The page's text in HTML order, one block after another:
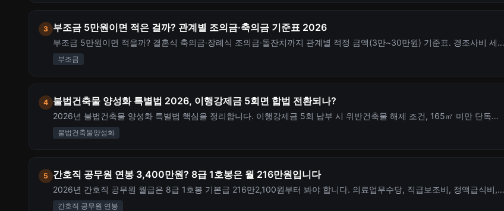
3 부조금 5만원이면 적은 걸까? 관계별 조의금·축의금 기준표 2026
부조금 5만원이면 적을까? 결혼식 축의금·장례식 조의금·돌잔치까지 관계별 적정 금액(3만~30만원) 기준표. 경조사비 세무
처리 한도 20만원 규정과 연간 지출 관리법까지 정리합니다.
부조금
4 불법건축물 양성화 특별법 2026, 이행강제금 5회면 합법 전환되나?
2026년 불법건축물 양성화 특별법 핵심을 정리합니다. 이행강제금 5회 납부 시 위반건축물 해제 조건, 165㎡ 미만 단독주
택 일괄 양성화, 양성화 절차 5단계와 비용까지 한 번에 확인하세요.
불법건축물양성화
5 간호직 공무원 연봉 3,400만원? 8급 1호봉은 월 216만원입니다
2026년 간호직 공무원 월급은 8급 1호봉 기본급 216만2,100원부터 봐야 합니다. 의료업무수당, 직급보조비, 정액급식비,
실수령액 계산 포인트를 정리했습니다.
간호직 공무원 연봉